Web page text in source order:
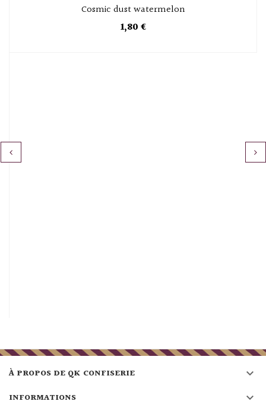
Cosmic dust watermelon
1,80 €
À PROPOS DE QK CONFISERIE 
INFORMATIONS 